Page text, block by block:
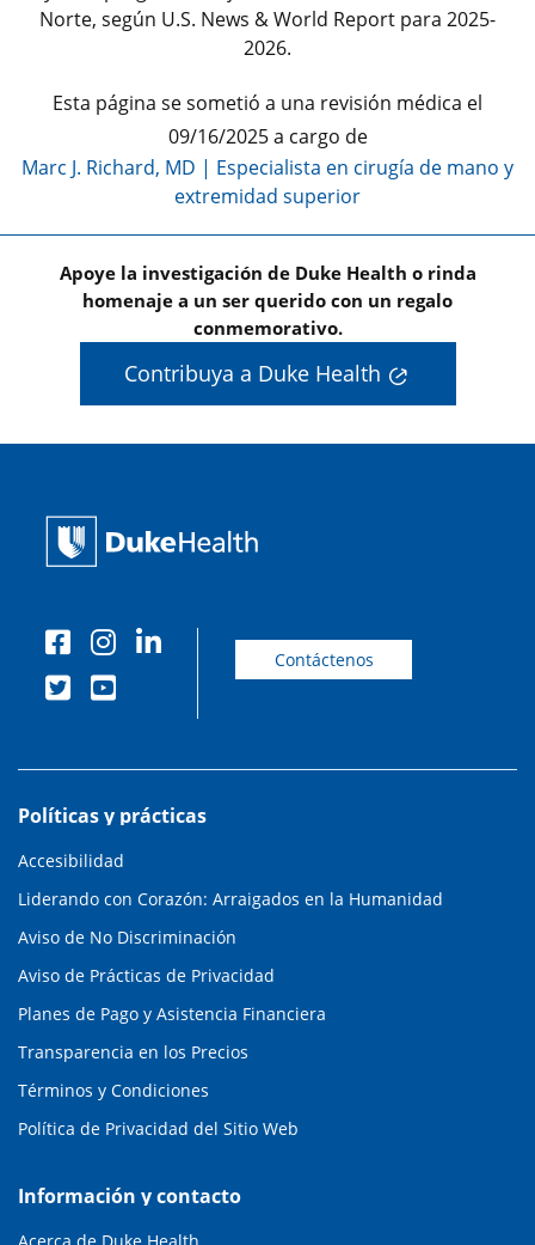
Norte, según U.S. News & World Report para 2025-
2026.
Esta página se sometió a una revisión médica el
09/16/2025 a cargo de
Marc J. Richard, MD | Especialista en cirugía de mano y
extremidad superior
Apoye la investigación de Duke Health o rinda
homenaje a un ser querido con un regalo
conmemorativo.
Contribuya a Duke Health
Contáctenos
Políticas y prácticas
Accesibilidad
Liderando con Corazón: Arraigados en la Humanidad
Aviso de No Discriminación
Aviso de Prácticas de Privacidad
Planes de Pago y Asistencia Financiera
Transparencia en los Precios
Términos y Condiciones
Política de Privacidad del Sitio Web
Información y contacto